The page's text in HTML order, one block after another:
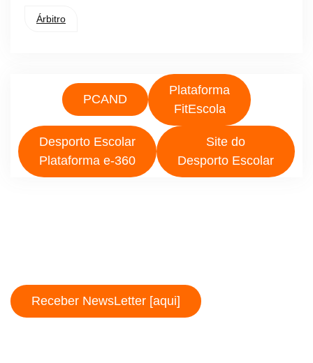
Árbitro
PCAND
Plataforma
FitEscola
Desporto Escolar
Plataforma e-360
Site do
Desporto Escolar
Receber NewsLetter [aqui]